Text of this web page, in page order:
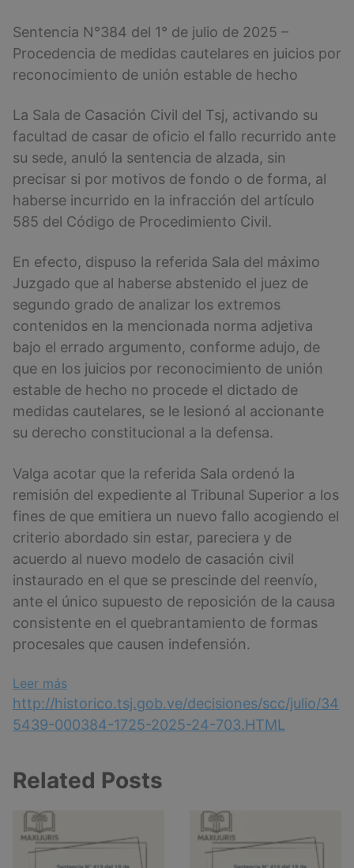
Sentencia N°384 del 1° de julio de 2025 –
Procedencia de medidas cautelares en juicios por
reconocimiento de unión estable de hecho
La Sala de Casación Civil del Tsj, activando su
facultad de casar de oficio el fallo recurrido ante
su sede, anuló la sentencia de alzada, sin
precisar si por motivos de fondo o de forma, al
haberse incurrido en la infracción del artículo
585 del Código de Procedimiento Civil.
En efecto, dispuso la referida Sala del máximo
Juzgado que al haberse abstenido el juez de
segundo grado de analizar los extremos
contenidos en la mencionada norma adjetiva
bajo el errado argumento, conforme adujo, de
que en los juicios por reconocimiento de unión
estable de hecho no procede el dictado de
medidas cautelares, se le lesionó al accionante
su derecho constitucional a la defensa.
Valga acotar que la referida Sala ordenó la
remisión del expediente al Tribunal Superior a los
fines de que emitiera un nuevo fallo acogiendo el
criterio abordado sin estar, pareciera y de
acuerdo al nuevo modelo de casación civil
instaurado en el que se prescinde del reenvío,
ante el único supuesto de reposición de la causa
consistente en el quebrantamiento de formas
procesales que causen indefensión.
Leer más:
Sentencia
N°384
de
–
http://historico.tsj.gob.ve/decisiones/scc/julio/34
5439-000384-1725-2025-24-703.HTML
Related Posts